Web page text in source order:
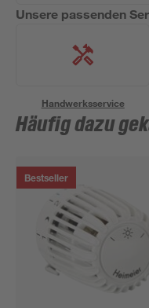
Unsere passenden
Handwerksservice
Häufig dazu
Bestseller